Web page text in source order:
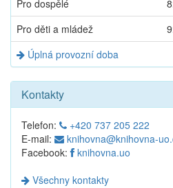
provozní
doba
Pro dospělé
Pro děti a mládež
Úplná provozní doba
Kontakty
Telefon:
+420 737 205 222
E-mail:
knihovna@knihovna-
Facebook: knihovna.uo
Všechny kontakty